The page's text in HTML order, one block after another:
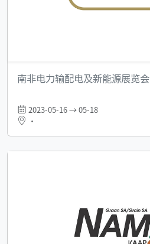
南非电力输配电及新能源展览会
2023-05-16 → 05-18
•